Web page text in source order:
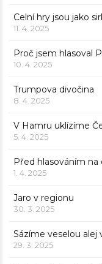
Celní hry jsou jako
11. 4. 2025
Proč jsem hlasoval
10. 4. 2025
Trumpova divočina
8. 4. 2025
V Hamru uklízíme
5. 4. 2025
Před hlasováním na
1. 4. 2025
Jaro v regionu
30. 3. 2025
Sázíme veselou alej
29. 3. 2025